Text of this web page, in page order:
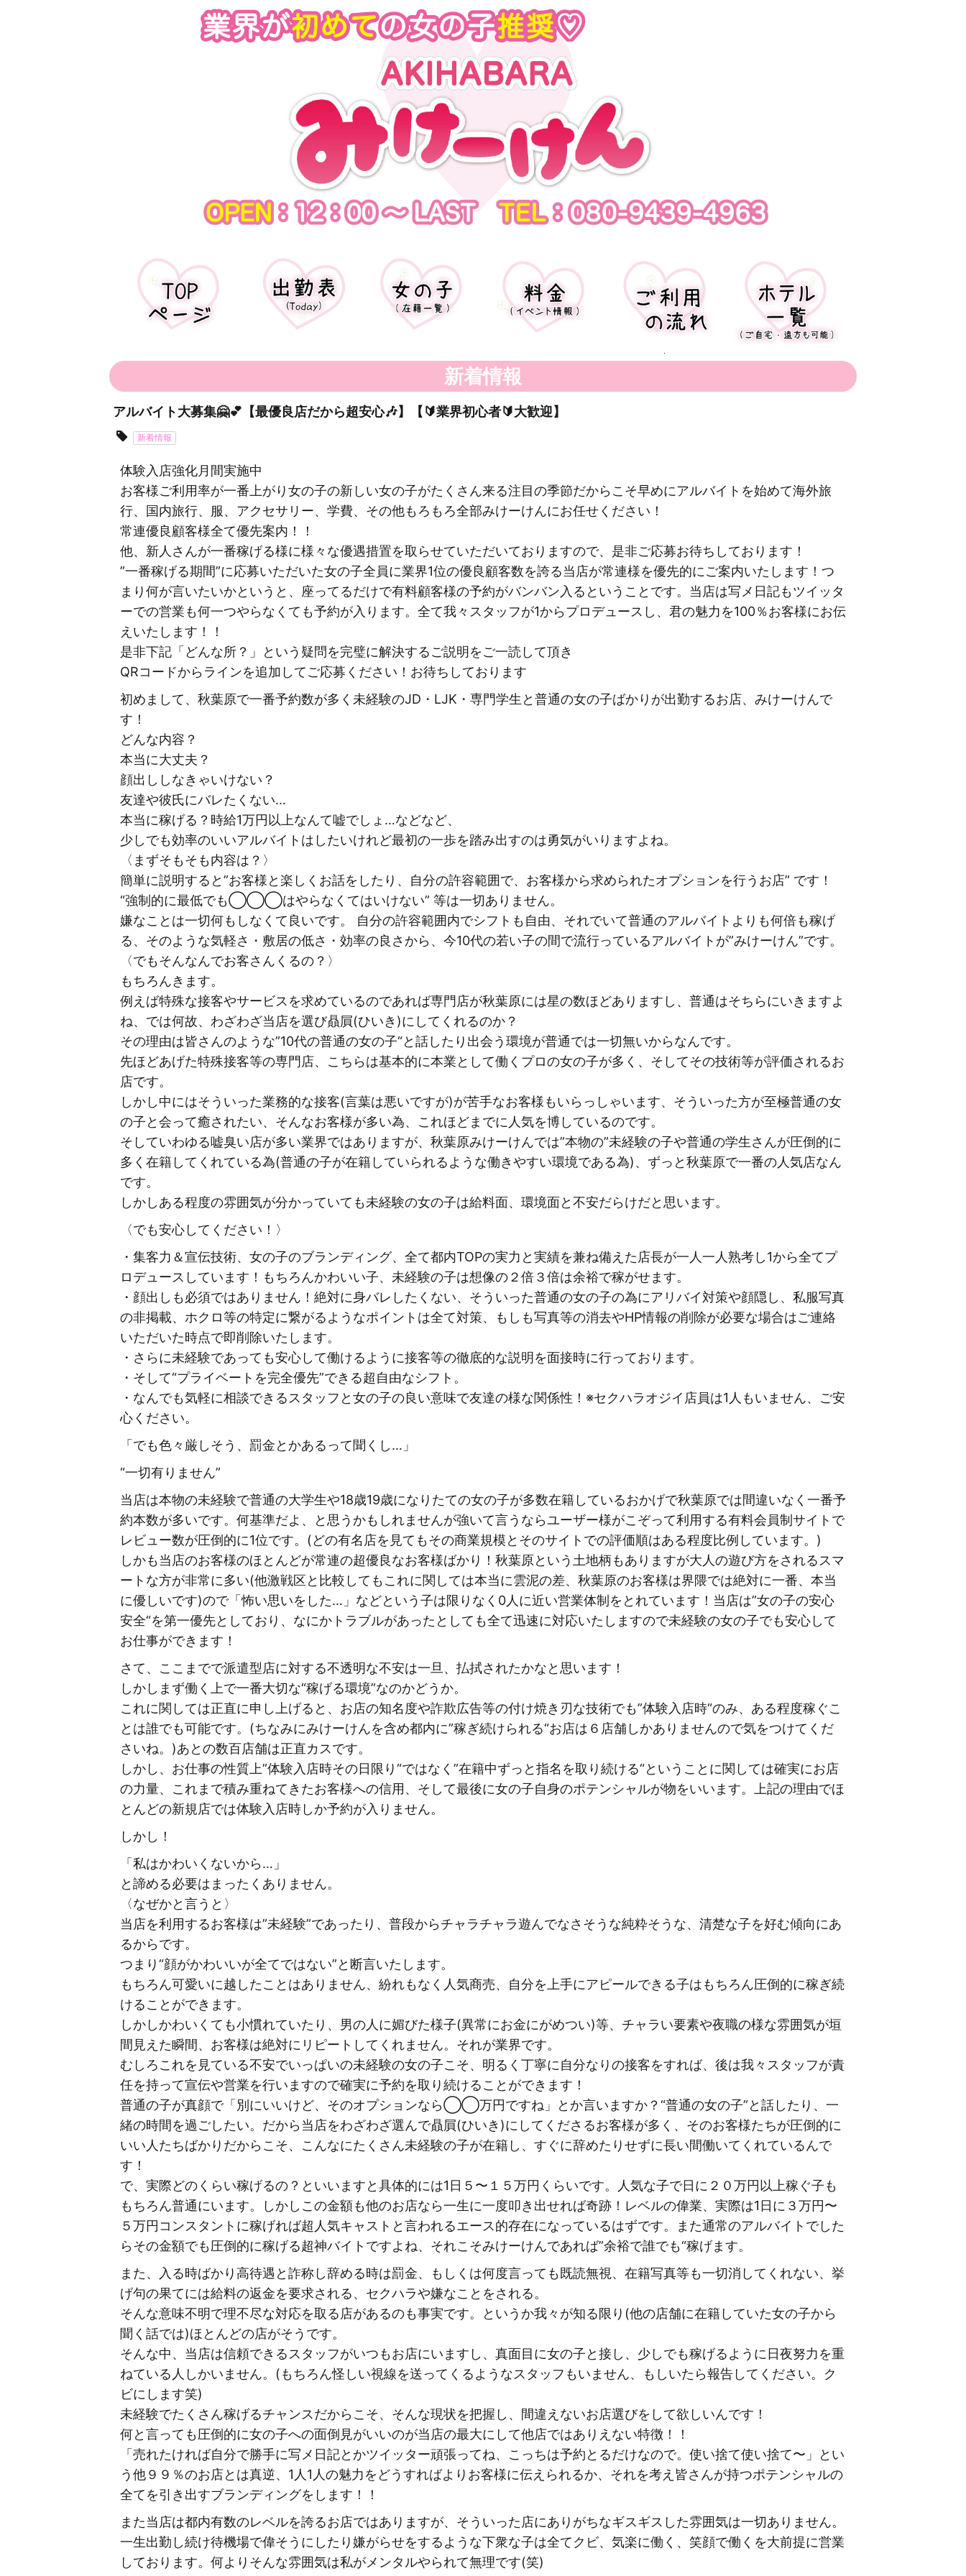
新着情報
アルバイト大募集🤗💕【最優良店だから超安心🎶】【🔰業界初心者🔰大歓迎】
新着情報
体験入店強化月間実施中
お客様ご利用率が一番上がり女の子の新しい女の子がたくさん来る注目の季節だからこそ早めにアルバイトを始めて海外旅
行、国内旅行、服、アクセサリー、学費、その他もろもろ全部みけーけんにお任せください！
常連優良顧客様全て優先案内！！
他、新人さんが一番稼げる様に様々な優遇措置を取らせていただいておりますので、是非ご応募お待ちしております！
”一番稼げる期間”に応募いただいた女の子全員に業界1位の優良顧客数を誇る当店が常連様を優先的にご案内いたします！つ
まり何が言いたいかというと、座ってるだけで有料顧客様の予約がバンバン入るということです。当店は写メ日記もツイッタ
ーでの営業も何一つやらなくても予約が入ります。全て我々スタッフが1からプロデュースし、君の魅力を100％お客様にお伝
えいたします！！
是非下記「どんな所？」という疑問を完璧に解決するご説明をご一読して頂き
QRコードからラインを追加してご応募ください！お待ちしております
初めまして、秋葉原で一番予約数が多く未経験のJD・LJK・専門学生と普通の女の子ばかりが出勤するお店、みけーけんで
す！
どんな内容？
本当に大丈夫？
顔出ししなきゃいけない？
友達や彼氏にバレたくない…
本当に稼げる？時給1万円以上なんて嘘でしょ…などなど、
少しでも効率のいいアルバイトはしたいけれど最初の一歩を踏み出すのは勇気がいりますよね。
〈まずそもそも内容は？〉
簡単に説明すると”お客様と楽しくお話をしたり、自分の許容範囲で、お客様から求められたオプションを行うお店” です！
“強制的に最低でも◯◯◯はやらなくてはいけない” 等は一切ありません。
嫌なことは一切何もしなくて良いです。 自分の許容範囲内でシフトも自由、それでいて普通のアルバイトよりも何倍も稼げ
る、そのような気軽さ・敷居の低さ・効率の良さから、今10代の若い子の間で流行っているアルバイトが”みけーけん”です。
〈でもそんなんでお客さんくるの？〉
もちろんきます。
例えば特殊な接客やサービスを求めているのであれば専門店が秋葉原には星の数ほどありますし、普通はそちらにいきますよ
ね、では何故、わざわざ当店を選び贔屓(ひいき)にしてくれるのか？
その理由は皆さんのような”10代の普通の女の子“と話したり出会う環境が普通では一切無いからなんです。
先ほどあげた特殊接客等の専門店、こちらは基本的に本業として働くプロの女の子が多く、そしてその技術等が評価されるお
店です。
しかし中にはそういった業務的な接客(言葉は悪いですが)が苦手なお客様もいらっしゃいます、そういった方が至極普通の女
の子と会って癒されたい、そんなお客様が多い為、これほどまでに人気を博しているのです。
そしていわゆる嘘臭い店が多い業界ではありますが、秋葉原みけーけんでは”本物の”未経験の子や普通の学生さんが圧倒的に
多く在籍してくれている為(普通の子が在籍していられるような働きやすい環境である為)、ずっと秋葉原で一番の人気店なん
です。
しかしある程度の雰囲気が分かっていても未経験の女の子は給料面、環境面と不安だらけだと思います。
〈でも安心してください！〉
・集客力＆宣伝技術、女の子のブランディング、全て都内TOPの実力と実績を兼ね備えた店長が一人一人熟考し1から全てプ
ロデュースしています！もちろんかわいい子、未経験の子は想像の２倍３倍は余裕で稼がせます。
・顔出しも必須ではありません！絶対に身バレしたくない、そういった普通の女の子の為にアリバイ対策や顔隠し、私服写真
の非掲載、ホクロ等の特定に繋がるようなポイントは全て対策、もしも写真等の消去やHP情報の削除が必要な場合はご連絡
いただいた時点で即削除いたします。
・さらに未経験であっても安心して働けるように接客等の徹底的な説明を面接時に行っております。
・そして“プライベートを完全優先”できる超自由なシフト。
・なんでも気軽に相談できるスタッフと女の子の良い意味で友達の様な関係性！※セクハラオジイ店員は1人もいません、ご安
心ください。
「でも色々厳しそう、罰金とかあるって聞くし…」
“一切有りません”
当店は本物の未経験で普通の大学生や18歳19歳になりたての女の子が多数在籍しているおかげで秋葉原では間違いなく一番予
約本数が多いです。何基準だよ、と思うかもしれませんが強いて言うならユーザー様がこぞって利用する有料会員制サイトで
レビュー数が圧倒的に1位です。(どの有名店を見てもその商業規模とそのサイトでの評価順はある程度比例しています。)
しかも当店のお客様のほとんどが常連の超優良なお客様ばかり！秋葉原という土地柄もありますが大人の遊び方をされるスマ
ートな方が非常に多い(他激戦区と比較してもこれに関しては本当に雲泥の差、秋葉原のお客様は界隈では絶対に一番、本当
に優しいです)ので「怖い思いをした…」などという子は限りなく0人に近い営業体制をとれています！当店は”女の子の安心
安全“を第一優先としており、なにかトラブルがあったとしても全て迅速に対応いたしますので未経験の女の子でも安心して
お仕事ができます！
さて、ここまでで派遣型店に対する不透明な不安は一旦、払拭されたかなと思います！
しかしまず働く上で一番大切な“稼げる環境”なのかどうか。
これに関しては正直に申し上げると、お店の知名度や詐欺広告等の付け焼き刃な技術でも”体験入店時“のみ、ある程度稼ぐこ
とは誰でも可能です。(ちなみにみけーけんを含め都内に”稼ぎ続けられる“お店は６店舗しかありませんので気をつけてくだ
さいね。)あとの数百店舗は正直カスです。
しかし、お仕事の性質上”体験入店時その日限り“ではなく”在籍中ずっと指名を取り続ける“ということに関しては確実にお店
の力量、これまで積み重ねてきたお客様への信用、そして最後に女の子自身のポテンシャルが物をいいます。上記の理由でほ
とんどの新規店では体験入店時しか予約が入りません。
しかし！
「私はかわいくないから…」
と諦める必要はまったくありません。
〈なぜかと言うと〉
当店を利用するお客様は”未経験”であったり、普段からチャラチャラ遊んでなさそうな純粋そうな、清楚な子を好む傾向にあ
るからです。
つまり“顔がかわいいが全てではない”と断言いたします。
もちろん可愛いに越したことはありません、紛れもなく人気商売、自分を上手にアピールできる子はもちろん圧倒的に稼ぎ続
けることができます。
しかしかわいくても小慣れていたり、男の人に媚びた様子(異常にお金にがめつい)等、チャラい要素や夜職の様な雰囲気が垣
間見えた瞬間、お客様は絶対にリピートしてくれません。それが業界です。
むしろこれを見ている不安でいっぱいの未経験の女の子こそ、明るく丁寧に自分なりの接客をすれば、後は我々スタッフが責
任を持って宣伝や営業を行いますので確実に予約を取り続けることができます！
普通の子が真顔で「別にいいけど、そのオプションなら◯◯万円ですね」とか言いますか？“普通の女の子”と話したり、一
緒の時間を過ごしたい。だから当店をわざわざ選んで贔屓(ひいき)にしてくださるお客様が多く、そのお客様たちが圧倒的に
いい人たちばかりだからこそ、こんなにたくさん未経験の子が在籍し、すぐに辞めたりせずに長い間働いてくれているんで
す！
で、実際どのくらい稼げるの？といいますと具体的には1日５〜１５万円くらいです。人気な子で日に２０万円以上稼ぐ子も
もちろん普通にいます。しかしこの金額も他のお店なら一生に一度叩き出せれば奇跡！レベルの偉業、実際は1日に３万円〜
５万円コンスタントに稼げれば超人気キャストと言われるエース的存在になっているはずです。また通常のアルバイトでした
らその金額でも圧倒的に稼げる超神バイトですよね、それこそみけーけんであれば”余裕で誰でも“稼げます。
また、入る時ばかり高待遇と詐称し辞める時は罰金、もしくは何度言っても既読無視、在籍写真等も一切消してくれない、挙
げ句の果てには給料の返金を要求される、セクハラや嫌なことをされる。
そんな意味不明で理不尽な対応を取る店があるのも事実です。というか我々が知る限り(他の店舗に在籍していた女の子から
聞く話では)ほとんどの店がそうです。
そんな中、当店は信頼できるスタッフがいつもお店にいますし、真面目に女の子と接し、少しでも稼げるように日夜努力を重
ねている人しかいません。(もちろん怪しい視線を送ってくるようなスタッフもいません、もしいたら報告してください。ク
ビにします笑)
未経験でたくさん稼げるチャンスだからこそ、そんな現状を把握し、間違えないお店選びをして欲しいんです！
何と言っても圧倒的に女の子への面倒見がいいのが当店の最大にして他店ではありえない特徴！！
「売れたければ自分で勝手に写メ日記とかツイッター頑張ってね、こっちは予約とるだけなので。使い捨て使い捨て〜」とい
う他９９％のお店とは真逆、1人1人の魅力をどうすればよりお客様に伝えられるか、それを考え皆さんが持つポテンシャルの
全てを引き出すブランディングをします！！
また当店は都内有数のレベルを誇るお店ではありますが、そういった店にありがちなギスギスした雰囲気は一切ありません。
一生出勤し続け待機場で偉そうにしたり嫌がらせをするような下衆な子は全てクビ、気楽に働く、笑顔で働くを大前提に営業
しております。何よりそんな雰囲気は私がメンタルやられて無理です(笑)